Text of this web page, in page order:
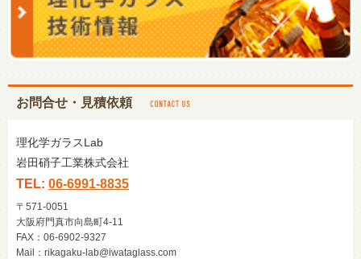
お問合せ・見積依頼
理化学ガラスLab
岩田硝子工業株式会社
TEL: 06-6991-8835
〒571-0051
大阪府門真市向島町4-11
FAX：06-6902-9327
Mail： rikagaku-lab@iwataglass.com